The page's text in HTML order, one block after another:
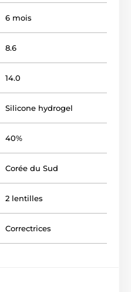
6 mois
8.6
14.0
Silicone hydrogel
40%
Corée du Sud
2 lentilles
Correctrices